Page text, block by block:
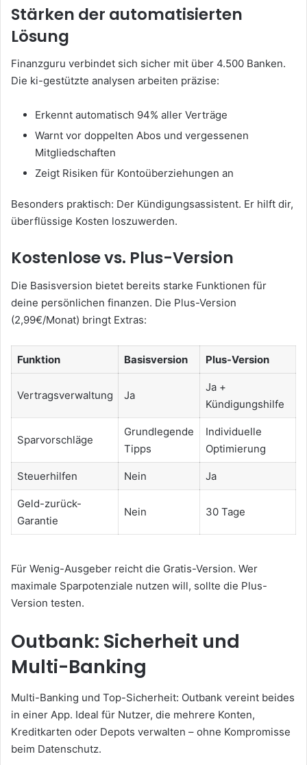
Stärken der automatisierten
Lösung
Finanzguru verbindet sich sicher mit über 4.500 Banken.
Die ki-gestützte analysen arbeiten präzise:
Erkennt automatisch 94% aller Verträge
Warnt vor doppelten Abos und vergessenen
Mitgliedschaften
Zeigt Risiken für Kontoüberziehungen an
Besonders praktisch: Der Kündigungsassistent. Er hilft dir,
überflüssige Kosten loszuwerden.
Kostenlose vs. Plus-Version
Die Basisversion bietet bereits starke Funktionen für
deine persönlichen finanzen. Die Plus-Version
(2,99€/Monat) bringt Extras:
Funktion Basisversion Plus-Version
Vertragsverwaltung Ja
Ja +
Kündigungshilfe
Sparvorschläge
Grundlegende
Tipps
Individuelle
Optimierung
Steuerhilfen Nein Ja
Geld-zurück-
Garantie
Nein 30 Tage
Für Wenig-Ausgeber reicht die Gratis-Version. Wer
maximale Sparpotenziale nutzen will, sollte die Plus-
Version testen.
Outbank: Sicherheit und
Multi-Banking
Multi-Banking und Top-Sicherheit: Outbank vereint beides
in einer App. Ideal für Nutzer, die mehrere Konten,
Kreditkarten oder Depots verwalten – ohne Kompromisse
beim Datenschutz.